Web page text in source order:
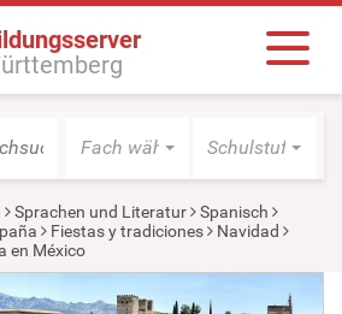
Fach wählen Schulstufe
Sprachen und Literatur
Spanisch
Fiestas y tradiciones
Navidad
en México